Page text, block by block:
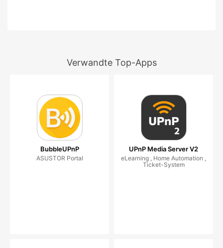
Verwandte Top-Apps
BubbleUPnP
ASUSTOR Portal
UPnP Media Server V2
eLearning , Home Automation ,
Ticket-System